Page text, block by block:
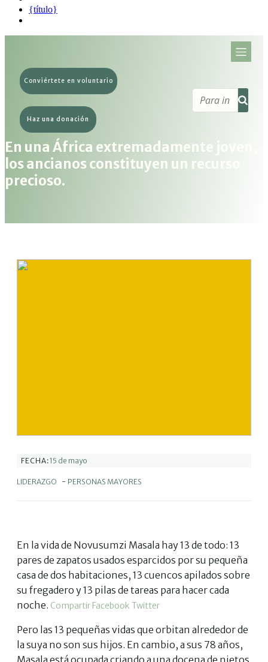
{título}
Conviértete en voluntario
Haz una donación
En una África extremadamente joven,
los ancianos constituyen un recurso
precioso.
FECHA:15 de mayo
LIDERAZGO - PERSONAS MAYORES
En la vida de Novusumzi Masala hay 13 de todo: 13
pares de zapatos usados esparcidos por su pequeña
casa de dos habitaciones, 13 cuencos apilados sobre
su fregadero y 13 pilas de tareas para hacer cada
noche. Compartir Facebook Twitter
Pero las 13 pequeñas vidas que orbitan alrededor de
la suya no son sus hijos. En cambio, a sus 78 años,